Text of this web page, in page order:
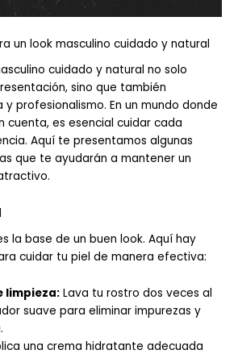
un look masculino cuidado y natural
cuidado y natural no solo
sino que también
profesionalismo. En un mundo donde
cuenta, es esencial cuidar cada
Aquí te presentamos algunas
que te ayudarán a mantener un
la base de un buen look. Aquí hay
cuidar tu piel de manera efectiva:
limpieza: Lava tu rostro dos veces al
suave para eliminar impurezas y
una crema hidratante adecuada